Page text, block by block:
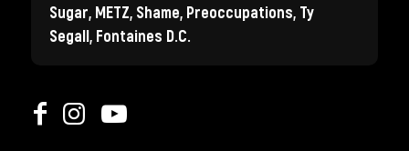
Sugar, METZ, Shame, Preoccupations, Ty
Segall, Fontaines D.C.